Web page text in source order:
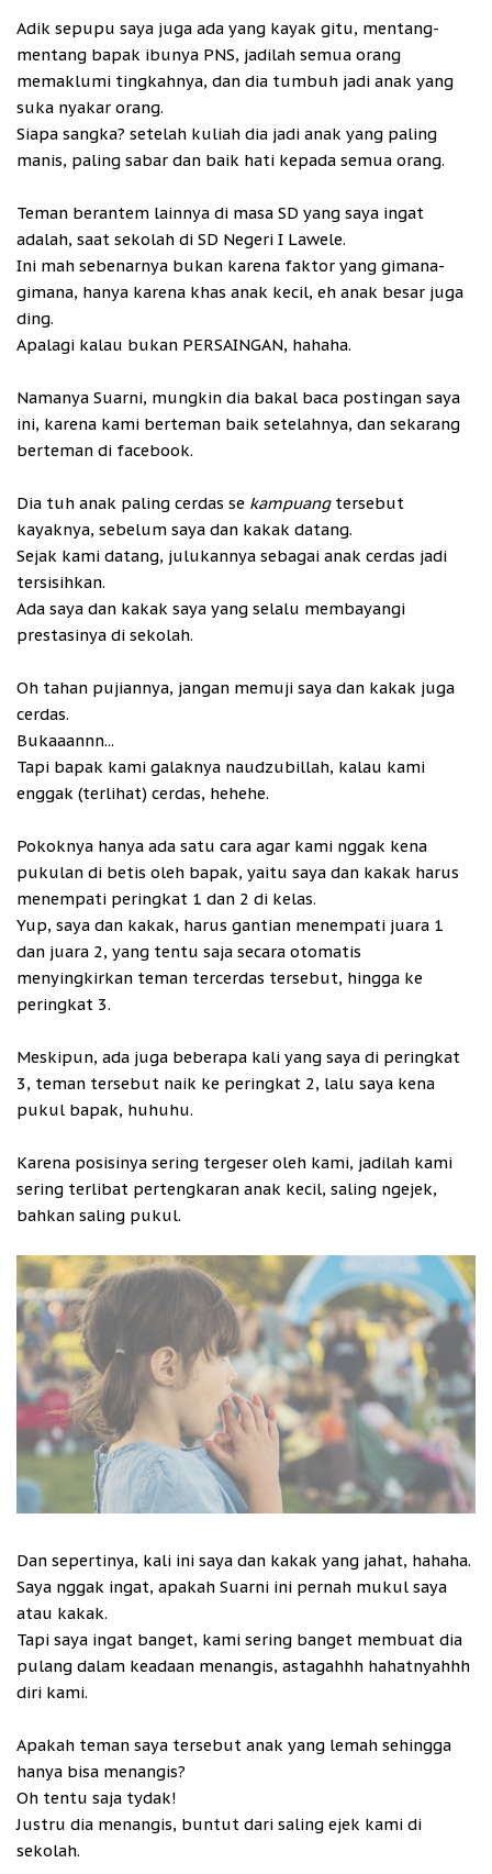
Adik sepupu saya juga ada yang kayak gitu, mentang-
mentang bapak ibunya PNS, jadilah semua orang
memaklumi tingkahnya, dan dia tumbuh jadi anak yang
suka nyakar orang.
Siapa sangka? setelah kuliah dia jadi anak yang paling
manis, paling sabar dan baik hati kepada semua orang.
Teman berantem lainnya di masa SD yang saya ingat
adalah, saat sekolah di SD Negeri I Lawele.
Ini mah sebenarnya bukan karena faktor yang gimana-
gimana, hanya karena khas anak kecil, eh anak besar juga
ding.
Apalagi kalau bukan PERSAINGAN, hahaha.
Namanya Suarni, mungkin dia bakal baca postingan saya
ini, karena kami berteman baik setelahnya, dan sekarang
berteman di facebook.
Dia tuh anak paling cerdas se kampuang tersebut
kayaknya, sebelum saya dan kakak datang.
Sejak kami datang, julukannya sebagai anak cerdas jadi
tersisihkan.
Ada saya dan kakak saya yang selalu membayangi
prestasinya di sekolah.
Oh tahan pujiannya, jangan memuji saya dan kakak juga
cerdas.
Bukaaannn...
Tapi bapak kami galaknya naudzubillah, kalau kami
enggak (terlihat) cerdas, hehehe.
Pokoknya hanya ada satu cara agar kami nggak kena
pukulan di betis oleh bapak, yaitu saya dan kakak harus
menempati peringkat 1 dan 2 di kelas.
Yup, saya dan kakak, harus gantian menempati juara 1
dan juara 2, yang tentu saja secara otomatis
menyingkirkan teman tercerdas tersebut, hingga ke
peringkat 3.
Meskipun, ada juga beberapa kali yang saya di peringkat
3, teman tersebut naik ke peringkat 2, lalu saya kena
pukul bapak, huhuhu.
Karena posisinya sering tergeser oleh kami, jadilah kami
sering terlibat pertengkaran anak kecil, saling ngejek,
bahkan saling pukul.
Dan sepertinya, kali ini saya dan kakak yang jahat, hahaha.
Saya nggak ingat, apakah Suarni ini pernah mukul saya
atau kakak.
Tapi saya ingat banget, kami sering banget membuat dia
pulang dalam keadaan menangis, astagahhh hahatnyahhh
diri kami.
Apakah teman saya tersebut anak yang lemah sehingga
hanya bisa menangis?
Oh tentu saja tydak!
Justru dia menangis, buntut dari saling ejek kami di
sekolah.